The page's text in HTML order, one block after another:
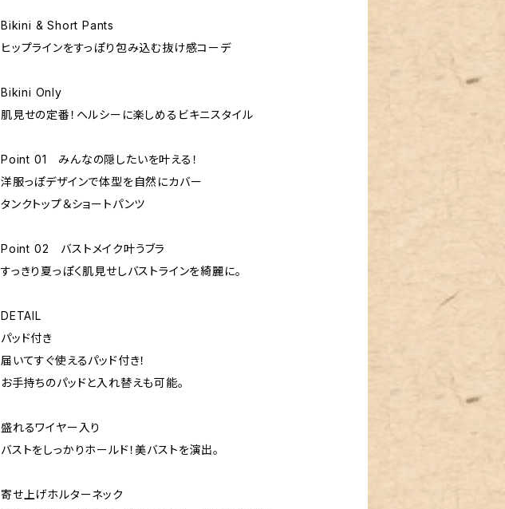
Bikini & Short Pants
ヒップラインをすっぽり包み込む抜け感コーデ
Bikini Only
肌見せの定番！ヘルシーに楽しめるビキニスタイル
Point 01 みんなの隠したいを叶える！
洋服っぽデザインで体型を自然にカバー
タンクトップ＆ショートパンツ
Point 02 バストメイク叶うブラ
すっきり夏っぽく肌見せしバストラインを綺麗に。
DETAIL
パッド付き
届いてすぐ使えるパッド付き！
お手持ちのパッドと入れ替えも可能。
盛れるワイヤー入り
バストをしっかりホールド！美バストを演出。
寄せ上げホルターネック